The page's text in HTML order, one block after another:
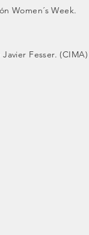
Women´s Week.
Fesser. (CIMA)